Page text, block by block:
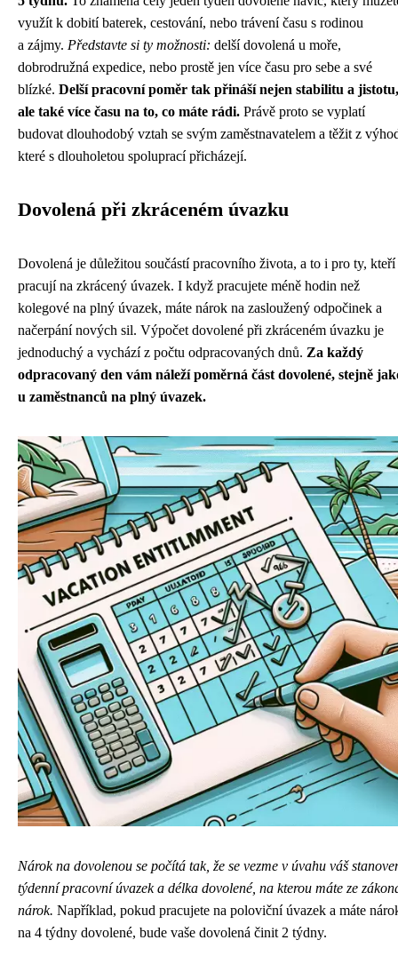
využít k dobití baterek, cestování, nebo trávení času s rodinou
a zájmy. Představte si ty možnosti: delší dovolená u moře,
dobrodružná expedice, nebo prostě jen více času pro sebe a své
blízké. Delší pracovní poměr tak přináší nejen stabilitu a jistotu,
ale také více času na to, co máte rádi. Právě proto se vyplatí
budovat dlouhodobý vztah se svým zaměstnavatelem a těžit z
které s dlouholetou spoluprací přicházejí.
Dovolená při zkráceném úvazku
Dovolená je důležitou součástí pracovního života, a to i pro ty, kteří
pracují na zkrácený úvazek. I když pracujete méně hodin než
kolegové na plný úvazek, máte nárok na zasloužený odpočinek a
načerpání nových sil. Výpočet dovolené při zkráceném úvazku je
jednoduchý a vychází z počtu odpracovaných dnů. Za každý
odpracovaný den vám náleží poměrná část dovolené, stejně
u zaměstnanců na plný úvazek.
Nárok na dovolenou se počítá tak, že se vezme v úvahu váš
týdenní pracovní úvazek a délka dovolené, na kterou máte ze
nárok. Například, pokud pracujete na poloviční úvazek a máte
na 4 týdny dovolené, bude vaše dovolená činit 2 týdny.